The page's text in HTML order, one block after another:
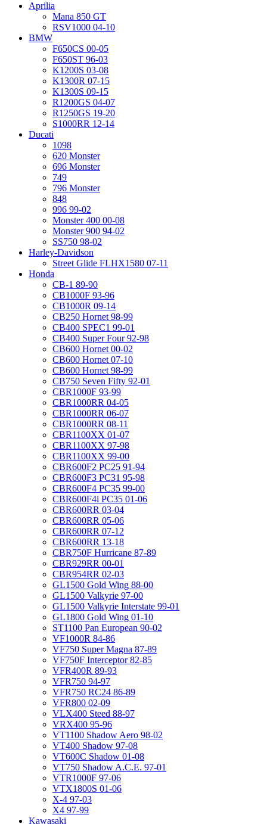
Aprilia
Mana 850 GT
RSV1000 04-10
BMW
F650CS 00-05
F650ST 96-03
K1200S 03-08
K1300R 07-15
K1300S 09-15
R1200GS 04-07
R1250GS 19-20
S1000RR 12-14
Ducati
1098
620 Monster
696 Monster
749
796 Monster
848
996 99-02
Monster 400 00-08
Monster 900 94-02
SS750 98-02
Harley-Davidson
Street Glide FLHX1580 07-11
Honda
CB-1 89-90
CB1000F 93-96
CB1000R 09-14
CB250 Hornet 98-99
CB400 SPEC1 99-01
CB400 Super Four 92-98
CB600 Hornet 00-02
CB600 Hornet 07-10
CB600 Hornet 98-99
CB750 Seven Fifty 92-01
CBR1000F 93-99
CBR1000RR 04-05
CBR1000RR 06-07
CBR1000RR 08-11
CBR1100XX 01-07
CBR1100XX 97-98
CBR1100XX 99-00
CBR600F2 PC25 91-94
CBR600F3 PC31 95-98
CBR600F4 PC35 99-00
CBR600F4i PC35 01-06
CBR600RR 03-04
CBR600RR 05-06
CBR600RR 07-12
CBR600RR 13-18
CBR750F Hurricane 87-89
CBR929RR 00-01
CBR954RR 02-03
GL1500 Gold Wing 88-00
GL1500 Valkyrie 97-00
GL1500 Valkyrie Interstate 99-01
GL1800 Gold Wing 01-10
ST1100 Pan European 90-02
VF1000R 84-86
VF750 Super Magna 87-89
VF750F Interceptor 82-85
VFR400R 89-93
VFR750 94-97
VFR750 RC24 86-89
VFR800 02-09
VLX400 Steed 88-97
VRX400 95-96
VT1100 Shadow Aero 98-02
VT400 Shadow 97-08
VT600C Shadow 01-08
VT750 Shadow A.C.E. 97-01
VTR1000F 97-06
VTX1800S 01-06
X-4 97-03
X4 97-99
Kawasaki